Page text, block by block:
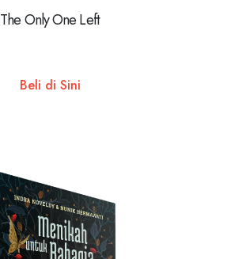
The Only One Left
Beli di Sini